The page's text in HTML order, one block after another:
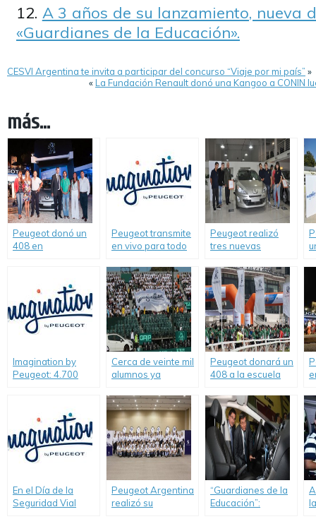
A 3 años de su lanzamiento, nueva
«Guardianes de la Educación».
CESVI Argentina te invita a participar del concurso “Viaje por mi país” »
«La Fundación Renault donó una Kangoo a CONIN
más...
Peugeot donó un
408 en
Peugeot transmite
en vivo para todo
presentación de su
Programa de RSE
Peugeot realizó
tres nuevas
autos a escuelas
técnicas de la
Ciudad de Buenos
Aires
Imagination by
Peugeot: 4.700
recibieron los
talleres de
Peugeot.
Cerca de veinte mil
alumnos ya
talleres de Peugeot
Peugeot donará un
408 a la escuela
«Carrera
Fundación Pescar».
En el Día de la
Seguridad Vial
Peugeot Argentina
realizó su
“Guardianes de la
Educación”: